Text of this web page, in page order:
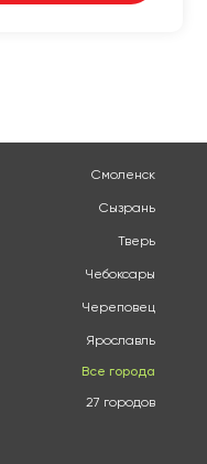
Смоленск
Сызрань
Тверь
Чебоксары
Череповец
Ярославль
Все города
27 городов